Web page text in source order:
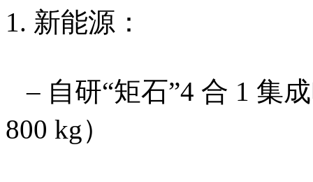
1. 新能源：
– 自研“矩石”4 合 1 集
800 kg）